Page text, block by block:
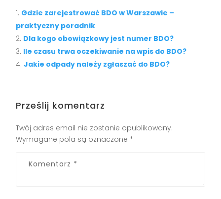
Gdzie zarejestrować BDO w Warszawie –
praktyczny poradnik
Dla kogo obowiązkowy jest numer BDO?
Ile czasu trwa oczekiwanie na wpis do BDO?
Jakie odpady należy zgłaszać do BDO?
Prześlij komentarz
Twój adres email nie zostanie opublikowany.
Wymagane pola są oznaczone *